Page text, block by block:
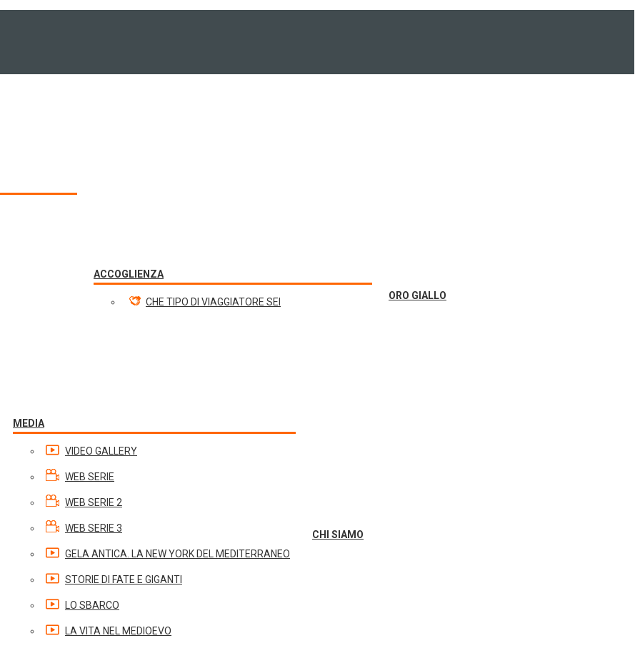
ACCOGLIENZA
CHE TIPO DI VIAGGIATORE SEI
ORO GIALLO
MEDIA
VIDEO GALLERY
WEB SERIE
WEB SERIE 2
WEB SERIE 3
GELA ANTICA. LA NEW YORK DEL MEDITERRANEO
STORIE DI FATE E GIGANTI
LO SBARCO
LA VITA NEL MEDIOEVO
CHI SIAMO